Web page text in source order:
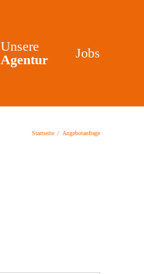
Unsere
Agentur
Jobs
Startseite Angebotanfrage